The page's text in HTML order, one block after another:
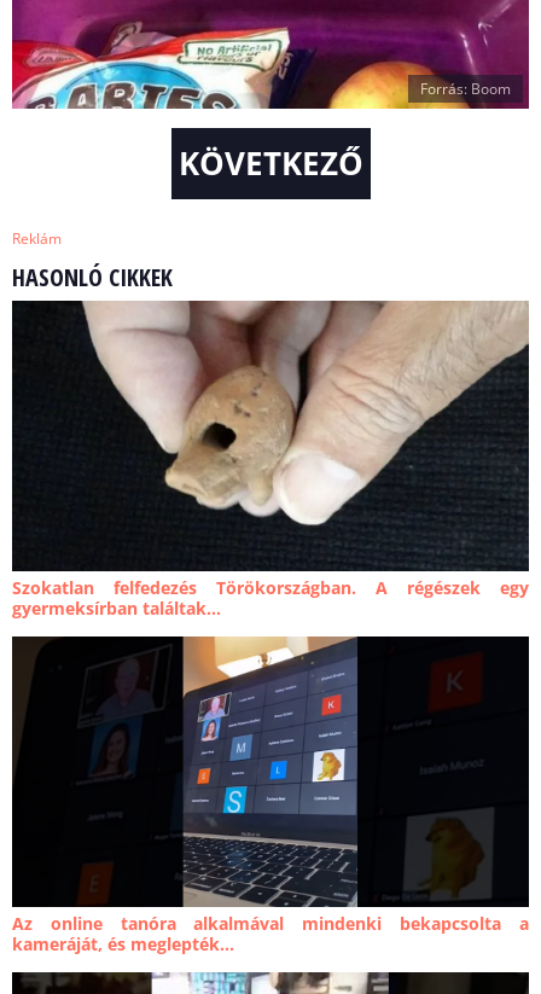
Forrás: Boom
KÖVETKEZŐ
Reklám
HASONLÓ CIKKEK
Szokatlan felfedezés Törökországban. A régészek egy
gyermeksírban találtak...
Az online tanóra alkalmával mindenki bekapcsolta a
kameráját, és meglepték...